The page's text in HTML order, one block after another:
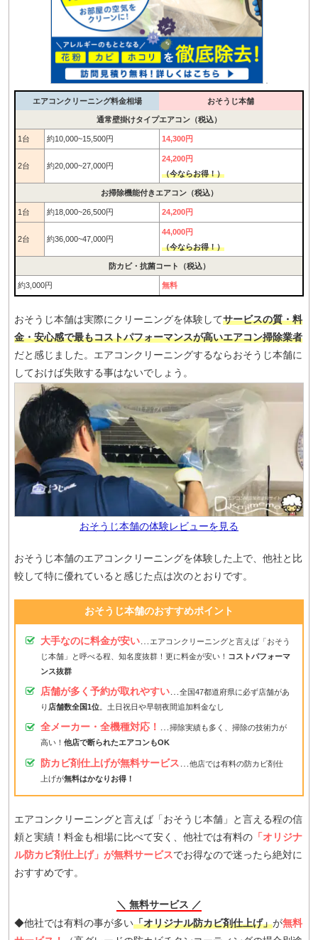
エアコンクリーニング料金相場 おそうじ本舗
通常壁掛けタイプエアコン（税込）
1台 約10,000~15,500円 14,300円
2台 約20,000~27,000円
24,200円
（今ならお得！）
お掃除機能付きエアコン（税込）
1台 約18,000~26,500円 24,200円
2台 約36,000~47,000円
44,000円
（今ならお得！）
防カビ・抗菌コート（税込）
約3,000円 無料
おそうじ本舗は実際にクリーニングを体験してサービスの質・料
金・安心感で最もコストパフォーマンスが高いエアコン掃除業者
だと感じました。エアコンクリーニングするならおそうじ本舗に
しておけば失敗する事はないでしょう。
おそうじ本舗の体験レビューを見る
おそうじ本舗のエアコンクリーニングを体験した上で、他社と比
較して特に優れていると感じた点は次のとおりです。
おそうじ本舗のおすすめポイント
大手なのに料金が安い…
エアコンクリーニングと言えば「おそう
じ本舗」と呼べる程、知名度抜群！更に料金が安い！ コストパフォーマ
ンス抜群
店舗が多く予約が取れやすい…全国47都道府県に必ず店舗があ
り 店舗数全国1位。土日祝日や早朝夜間追加料金なし
全メーカー・全機種対応！ …掃除実績も多く、掃除の技術力が
高い！ 他店で断られたエアコンもOK
防カビ剤仕上げが無料サービス…他店では有料の防カビ剤仕
上げが無料はかなりお得！
エアコンクリーニングと言えば「おそうじ本舗」と言える程の信
頼と実績！料金も相場に比べて安く、他社では有料の 「オリジナ
ル防カビ剤仕上げ」が無料サービスでお得なので迷ったら絶対に
おすすめです。
＼ 無料サービス ／
◆他社では有料の事が多い「オリジナル防カビ剤仕上げ」が無料